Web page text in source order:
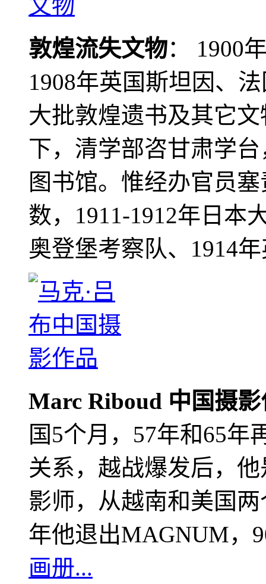
敦煌流失文物： 1900
1908年英国斯坦因、
大批敦煌遗书及其它
下，清学部咨甘肃学
图书馆。惟经办官员
数，1911-1912年日本
奥登堡考察队、1914
Marc Riboud 中国摄
国5个月，57年和65年
关系，越战爆发后，
影师，从越南和美国
年他退出MAGNUM，
画册...